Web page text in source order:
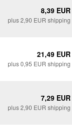
8,39 EUR
plus 2,90 EUR shipping
21,49 EUR
plus 0,95 EUR shipping
7,29 EUR
plus 2,90 EUR shipping